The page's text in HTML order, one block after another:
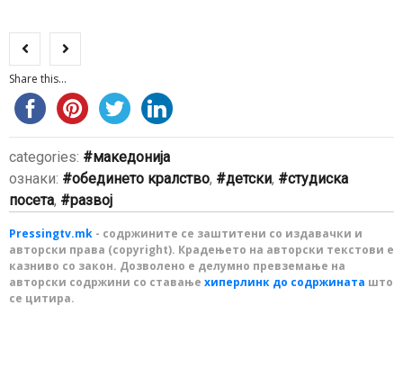
Share this...
categories:
македонија
ознаки:
обединето кралство, детски,
студиска
посета, развој
Pressingtv.mk - содржините се заштитени со издавачки и
авторски права (copyright). Крадењето на авторски текстови е
казниво со закон. Дозволено е делумно превземање на
авторски содржини со ставање хиперлинк до содржината што
се цитира.